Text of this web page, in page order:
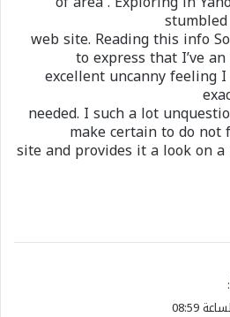
web site. Reading this info
to express that I’ve
excellent uncanny feeling
needed. I such a lot
make certain to do not
site and provides it a look on
: